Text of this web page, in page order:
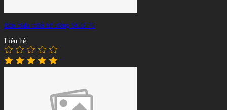
Bàn bida thiết kế riêng SGB-76
Liên hệ